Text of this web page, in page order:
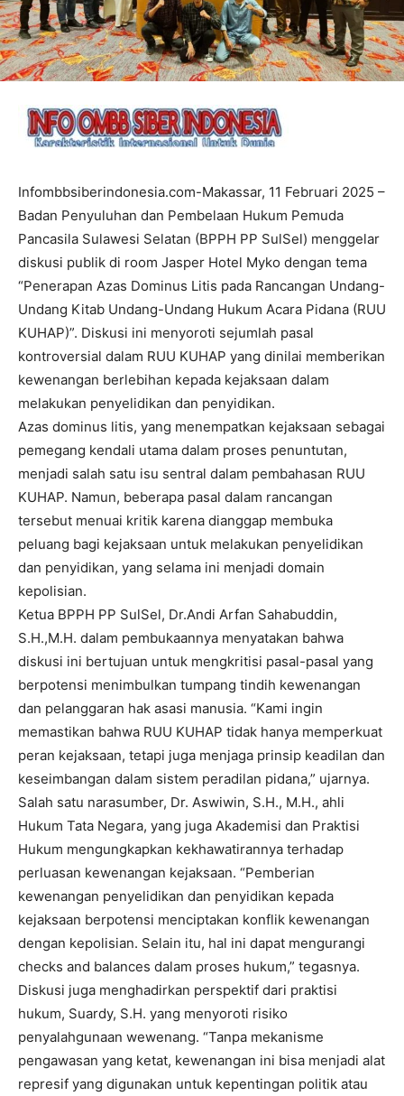
Infombbsiberindonesia.com-Makassar, 11 Februari 2025 –
Badan Penyuluhan dan Pembelaan Hukum Pemuda
Pancasila Sulawesi Selatan (BPPH PP SulSel) menggelar
diskusi publik di room Jasper Hotel Myko dengan tema
“Penerapan Azas Dominus Litis pada Rancangan Undang-
Undang Kitab Undang-Undang Hukum Acara Pidana (RUU
KUHAP)”. Diskusi ini menyoroti sejumlah pasal
kontroversial dalam RUU KUHAP yang dinilai memberikan
kewenangan berlebihan kepada kejaksaan dalam
melakukan penyelidikan dan penyidikan.
Azas dominus litis, yang menempatkan kejaksaan sebagai
pemegang kendali utama dalam proses penuntutan,
menjadi salah satu isu sentral dalam pembahasan RUU
KUHAP. Namun, beberapa pasal dalam rancangan
tersebut menuai kritik karena dianggap membuka
peluang bagi kejaksaan untuk melakukan penyelidikan
dan penyidikan, yang selama ini menjadi domain
kepolisian.
Ketua BPPH PP SulSel, Dr.Andi Arfan Sahabuddin,
S.H.,M.H. dalam pembukaannya menyatakan bahwa
diskusi ini bertujuan untuk mengkritisi pasal-pasal yang
berpotensi menimbulkan tumpang tindih kewenangan
dan pelanggaran hak asasi manusia. “Kami ingin
memastikan bahwa RUU KUHAP tidak hanya memperkuat
peran kejaksaan, tetapi juga menjaga prinsip keadilan dan
keseimbangan dalam sistem peradilan pidana,” ujarnya.
Salah satu narasumber, Dr. Aswiwin, S.H., M.H., ahli
Hukum Tata Negara, yang juga Akademisi dan Praktisi
Hukum mengungkapkan kekhawatirannya terhadap
perluasan kewenangan kejaksaan. “Pemberian
kewenangan penyelidikan dan penyidikan kepada
kejaksaan berpotensi menciptakan konflik kewenangan
dengan kepolisian. Selain itu, hal ini dapat mengurangi
checks and balances dalam proses hukum,” tegasnya.
Diskusi juga menghadirkan perspektif dari praktisi
hukum, Suardy, S.H. yang menyoroti risiko
penyalahgunaan wewenang. “Tanpa mekanisme
pengawasan yang ketat, kewenangan ini bisa menjadi alat
represif yang digunakan untuk kepentingan politik atau